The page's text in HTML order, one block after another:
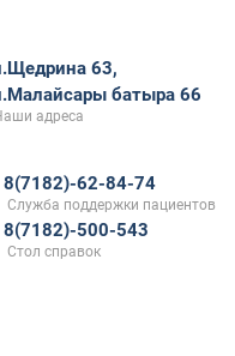
63,
батыра 66
адреса
8(7182)-62-84-74
Служба поддержки пациентов
8(7182)-500-543
Стол справок